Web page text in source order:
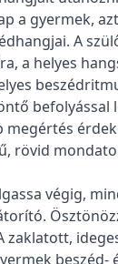
a gyermek,
A
a helyes
befolyással
megértés
rövid
végig,
zaklatott,
beszéd-